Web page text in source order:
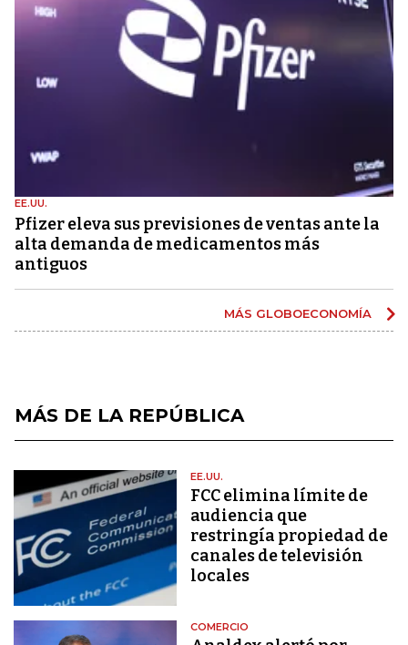
EE.UU.
Pfizer eleva sus previsiones de ventas ante la
alta demanda de medicamentos más
antiguos
MÁS GLOBOECONOMÍA
MÁS DE LA REPÚBLICA
EE.UU.
FCC elimina límite de
audiencia que
restringía propiedad de
canales de televisión
locales
COMERCIO